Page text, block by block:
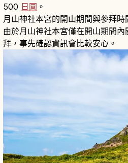
500 日圓 。
月山神社本宮的開山期間與參拜時
由於月山神社本宮僅在開山期間
拜，事先確認資訊會比較安心。